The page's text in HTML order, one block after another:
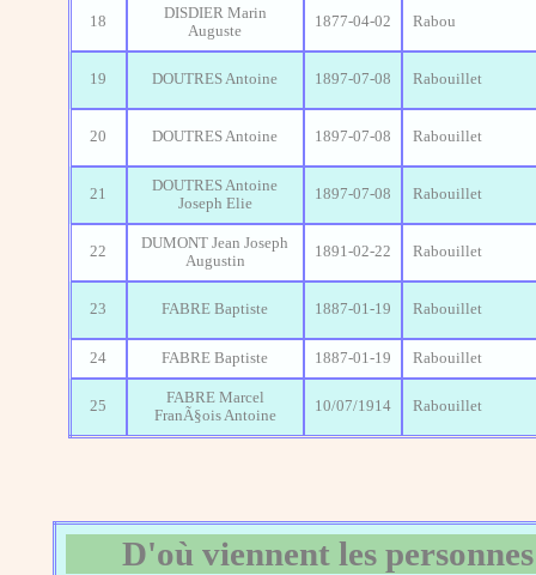
18
DISDIER Marin
Auguste
1877-04-02 Rabou
19 DOUTRES Antoine 1897-07-08 Rabouillet
20 DOUTRES Antoine 1897-07-08 Rabouillet
21
DOUTRES Antoine
Joseph Elie
1897-07-08 Rabouillet
22
DUMONT Jean Joseph
Augustin
1891-02-22 Rabouillet
23 FABRE Baptiste 1887-01-19 Rabouillet
24 FABRE Baptiste 1887-01-19 Rabouillet
25
FABRE Marcel
FranÃ§ois Antoine
10/07/1914 Rabouillet
D'où viennent les